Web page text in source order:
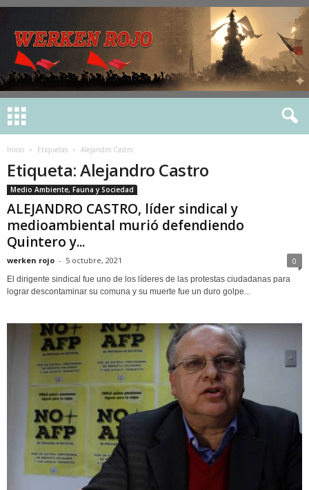
Inicio Etiquetas Alejandro Castro
Etiqueta: Alejandro Castro
Medio Ambiente, Fauna y Sociedad
ALEJANDRO CASTRO, líder sindical y
medioambiental murió defendiendo
Quintero y...
werken rojo - 5 octubre, 2021 0
El dirigente sindical fue uno de los líderes de las protestas ciudadanas para
lograr descontaminar su comuna y su muerte fue un duro golpe...